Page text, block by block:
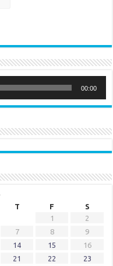
00:00
T F
S
1
2
7 8
9
14 15
16
21 22
23